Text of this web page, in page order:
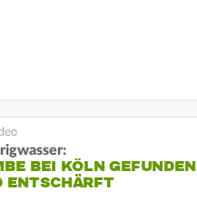
BEI KÖLN GEFUNDEN
ENTSCHÄRFT